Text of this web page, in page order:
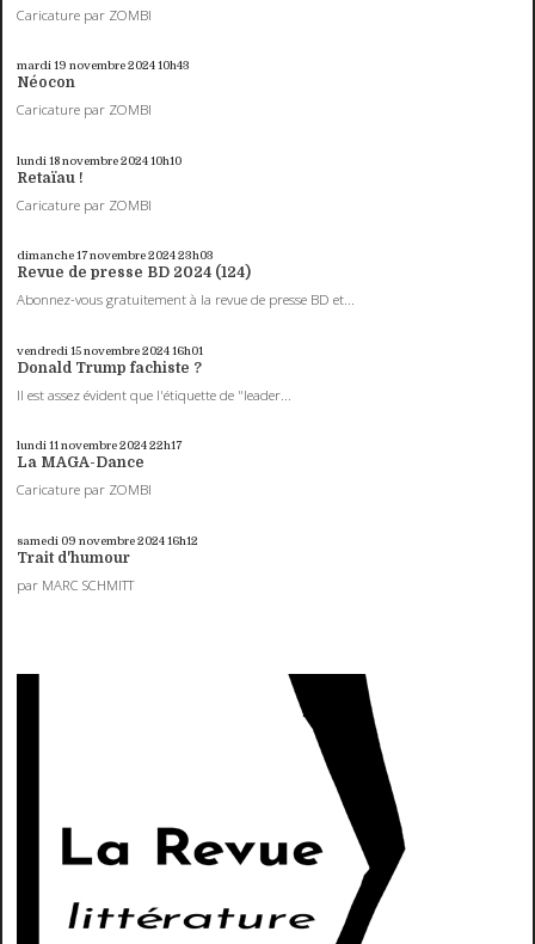
Caricature par ZOMBI
mardi 19 novembre 202410h43
Néocon
Caricature par ZOMBI
lundi 18novembre 202410h10
Retaïau !
Caricature par ZOMBI
dimanche 17novembre 202423h03
Revue de presse BD 2024 (124)
Abonnez-vous gratuitement à la revue de presse BD et...
vendredi 15novembre 202416h01
Donald Trump fachiste ?
Il est assez évident que l'étiquette de "leader...
lundi 11novembre 202422h17
La MAGA-Dance
Caricature par ZOMBI
samedi 09 novembre 202416h12
Trait d'humour
par MARC SCHMITT